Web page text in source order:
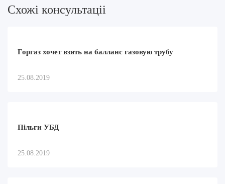
Схожi консультацii
Горгаз хочет взять на балланс газовую трубу
25.08.2019
Пільги УБД
25.08.2019